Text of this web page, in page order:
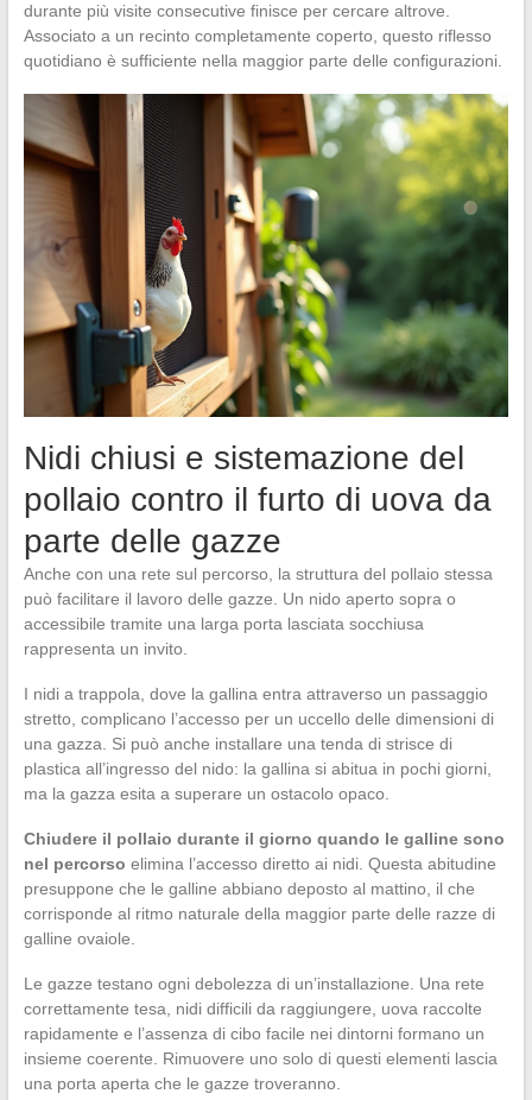
durante più visite consecutive finisce per cercare altrove.
Associato a un recinto completamente coperto, questo riflesso
quotidiano è sufficiente nella maggior parte delle configurazioni.
Nidi chiusi e sistemazione del
pollaio contro il furto di uova da
parte delle gazze
Anche con una rete sul percorso, la struttura del pollaio stessa
può facilitare il lavoro delle gazze. Un nido aperto sopra o
accessibile tramite una larga porta lasciata socchiusa
rappresenta un invito.
I nidi a trappola, dove la gallina entra attraverso un passaggio
stretto, complicano l’accesso per un uccello delle dimensioni di
una gazza. Si può anche installare una tenda di strisce di
plastica all’ingresso del nido: la gallina si abitua in pochi giorni,
ma la gazza esita a superare un ostacolo opaco.
Chiudere il pollaio durante il giorno quando le galline sono
nel percorso elimina l’accesso diretto ai nidi. Questa abitudine
presuppone che le galline abbiano deposto al mattino, il che
corrisponde al ritmo naturale della maggior parte delle razze di
galline ovaiole.
Le gazze testano ogni debolezza di un’installazione. Una rete
correttamente tesa, nidi difficili da raggiungere, uova raccolte
rapidamente e l’assenza di cibo facile nei dintorni formano un
insieme coerente. Rimuovere uno solo di questi elementi lascia
una porta aperta che le gazze troveranno.